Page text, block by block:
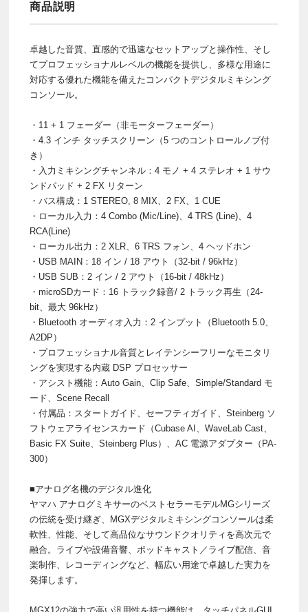
商品説明
卓越した音質、直感的で迅速なセットアップと操作性、そし
てプロフェッショナルレベルの機能を提供し、多様な用途に
対応する優れた機能を備えたコンパクトデジタルミキシング
コンソール。
・11 + 1 フェーダー（非モーターフェーダー）
・4.3 インチ タッチスクリーン（5 つのコントロールノブ付
き）
・入力ミキシングチャンネル：4 モノ + 4 ステレオ + 1 サウ
ンドパッド + 2 FX リターン
・バス構成：1 STEREO, 8 MIX、2 FX、1 CUE
・ローカル入力：4 Combo (Mic/Line)、4 TRS (Line)、4
RCA(Line)
・ローカル出力：2 XLR、6 TRS フォン、4 ヘッドホン
・USB MAIN：18 イン / 18 アウト（32-bit / 96kHz）
・USB SUB：2 イン / 2 アウト（16-bit / 48kHz）
・microSDカード：16 トラック録音/ 2 トラック再生（24-
bit、最大 96kHz）
・Bluetooth オーディオ入力：2 インプット（Bluetooth 5.0、
A2DP）
・プロフェッショナル音質とレイテンシーフリーなモニタリ
ングを実現する内蔵 DSP プロセッサー
・アシスト機能：Auto Gain、Clip Safe、Simple/Standard モ
ード、Scene Recall
・付属品：スタートガイド、セーフティガイド、Steinberg ソ
フトウェアライセンスカード（Cubase AI、WaveLab Cast、
Basic FX Suite、Steinberg Plus）、AC 電源アダプター（PA-
300）
■アナログ名機のデジタル進化
ヤマハ アナログミキサーのベストセラーモデルMGシリーズ
の伝統を受け継ぎ、MGXデジタルミキシングコンソールは柔
軟性、性能、そして高品位なサウンドクオリティを高次元で
融合。ライブや設備音響、ポッドキャスト／ライブ配信、音
楽制作、レコーディングなど、幅広い用途で卓越した実力を
発揮します。